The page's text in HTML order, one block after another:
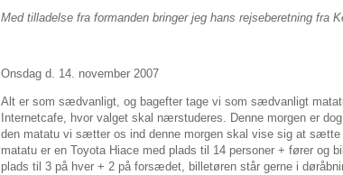
Med tilladelse fra formanden bringer jeg hans rejseberetning fra
Onsdag d. 14. november 2007
Alt er som sædvanligt, og bagefter tage vi som sædvanligt
Internetcafe, hvor valget skal nærstuderes. Denne morgen er
den matatu vi sætter os ind denne morgen skal vise sig at sætte
matatu er en Toyota Hiace med plads til 14 personer + fører og
plads til 3 på hver + 2 på forsædet, billetøren står gerne i